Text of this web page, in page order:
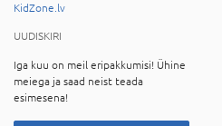
KidZone.lv
UUDISKIRI
Iga kuu on meil eripakkumisi! Ühine
meiega ja saad neist teada
esimesena!